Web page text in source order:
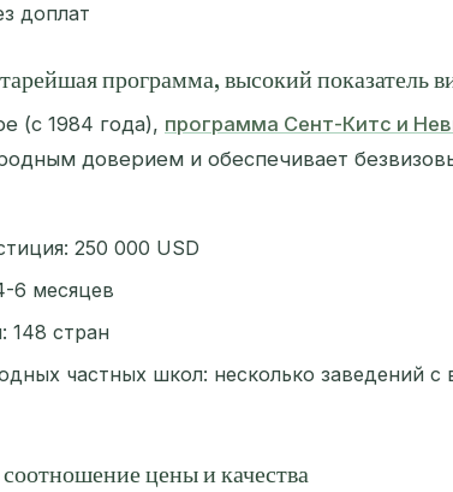
доплат
программа, высокий показатель
(с 1984 года), программа Сент-Китс и
доверием и обеспечивает
250 000 USD
6 месяцев
148 стран
частных школ: несколько заведений с
цены и качества